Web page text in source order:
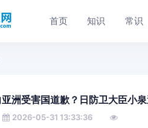
首页 知识 常识
亚洲受害国道歉？日防卫大臣小
2026-05-31 13:33:36